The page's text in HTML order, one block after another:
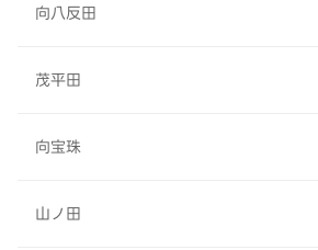
向八反田
茂平田
向宝珠
山ノ田